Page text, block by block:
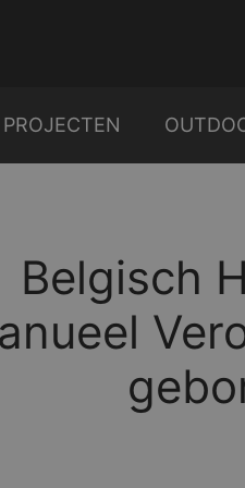
PROJECTEN
Belgisch